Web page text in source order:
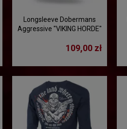
Longsleeve Dobermans
Aggressive "VIKING HORDE"
109,00 zł